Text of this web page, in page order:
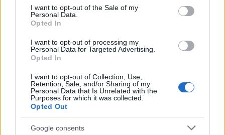
consent section.
I want to opt-out of the Sale of my
Personal Data.
Opted In
I want to opt-out of processing my
Personal Data for Targeted Advertising.
Opted In
I want to opt-out of Collection, Use,
Retention, Sale, and/or Sharing of my
Personal Data that Is Unrelated with the
Purposes for which it was collected.
Opted Out
Google consents
Continua a leggere
LIFESTYLE